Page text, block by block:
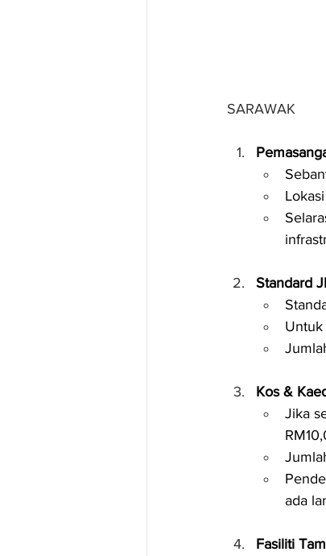
SARAWAK
Standard
Untuk
Kos &
Jika
ada
Fasiliti